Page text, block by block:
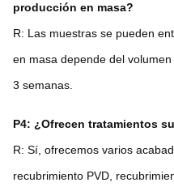
producción en masa?
R: Las muestras se pueden
en masa depende del
3 semanas.
P4: ¿Ofrecen tratamientos
R: Sí, ofrecemos varios
recubrimiento PVD,